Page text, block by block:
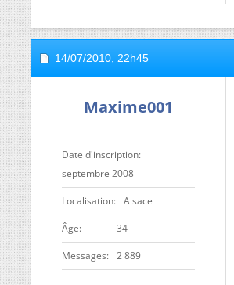
14/07/2010, 22h45
Maxime001
Date d'inscription
septembre 2008
Localisation Alsace
ge 34
Messages 2 889